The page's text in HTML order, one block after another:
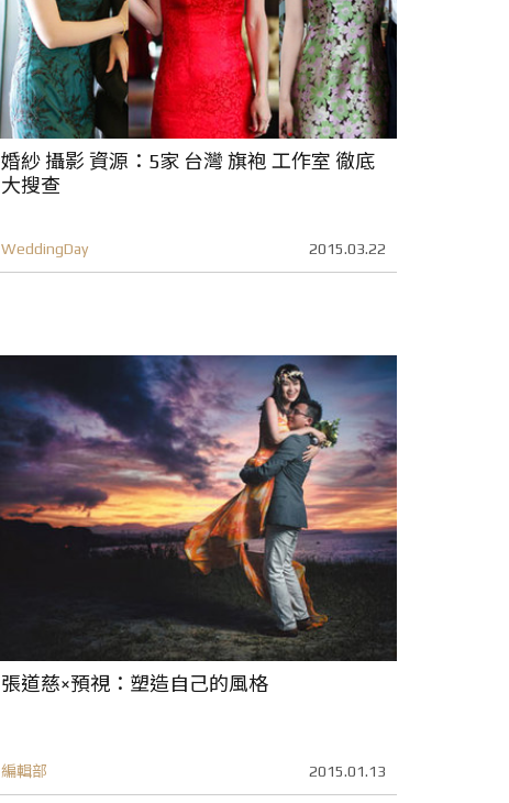
婚紗 攝影 資源：5家 台灣 旗袍 工作室 徹底
大搜查
WeddingDay 2015.03.22
張道慈×預視：塑造自己的風格
編輯部 2015.01.13